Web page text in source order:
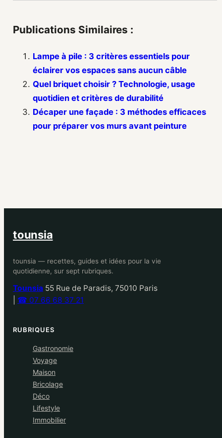
Publications Similaires :
Lampe à pile : 3 critères essentiels pour
éclairer vos espaces sans aucun câble
Quel briquet choisir ? Technologie, usage
quotidien et critères de durabilité
Décaper une façade : 3 méthodes efficaces
pour préparer vos murs avant peinture
tounsia
tounsia — recettes, guides et idées pour la vie
quotidienne, sur sept rubriques.
Tounsia 55 Rue de Paradis, 75010 Paris
☎ 07 66 68 37 21
RUBRIQUES
Gastronomie
Voyage
Maison
Bricolage
Déco
Lifestyle
Immobilier